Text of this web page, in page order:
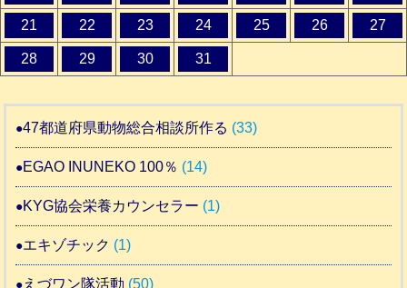
21 22 23 24 25 26 27
28 29 30 31
47都道府県動物総合相談所作る (33)
EGAO INUNEKO 100％ (14)
KYG協会栄養カウンセラー (1)
エキゾチック (1)
えづワン隊活動 (50)